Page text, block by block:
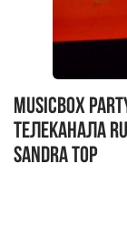
MUSICBOX
телеканала
Sandra Top